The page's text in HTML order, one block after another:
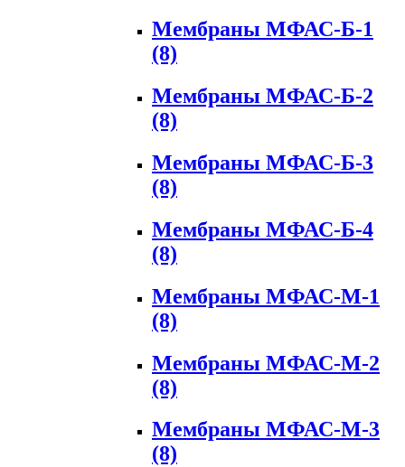
Мембраны МФАС-Б-1
(8)
Мембраны МФАС-Б-2
(8)
Мембраны МФАС-Б-3
(8)
Мембраны МФАС-Б-4
(8)
Мембраны МФАС-М-1
(8)
Мембраны МФАС-М-2
(8)
Мембраны МФАС-М-3
(8)